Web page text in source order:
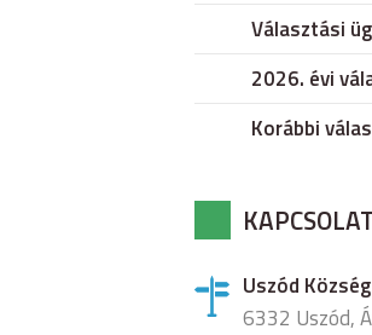
Választási
2026. évi
Korábbi
Uszód
6332 Uszód,